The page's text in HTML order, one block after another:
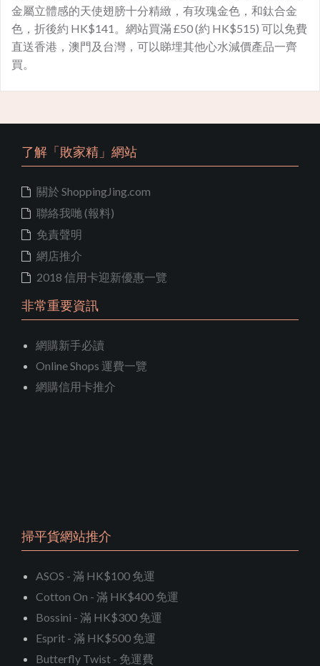
金屬立體感的天使翅膀十分精緻，有玫瑰金色，和鈦合金
色，折後約 HK$141。網站買滿 £50 (約 HK$515) 可以免費
直送香港，澳門及台灣，可以睇埋其他心水減價產品一齊
買。
了解「敗家精」網站
關於 ShoppingJing.com
聯絡我哋 (報料)
免責聲明
網店推介
2018 信用卡迎新優惠一覽
非常重要資訊
網購新手必讀
Online Shops 運費一覽
網購信用卡推介
掃平貨網站推介
ASOS - 滿 HK$100 免運
Cotton On - 滿 HK$400 免運
Bossini - 滿 HK$300 免運
Esprit - 滿 HK$500 免運
Butterfly Twist - 免運費